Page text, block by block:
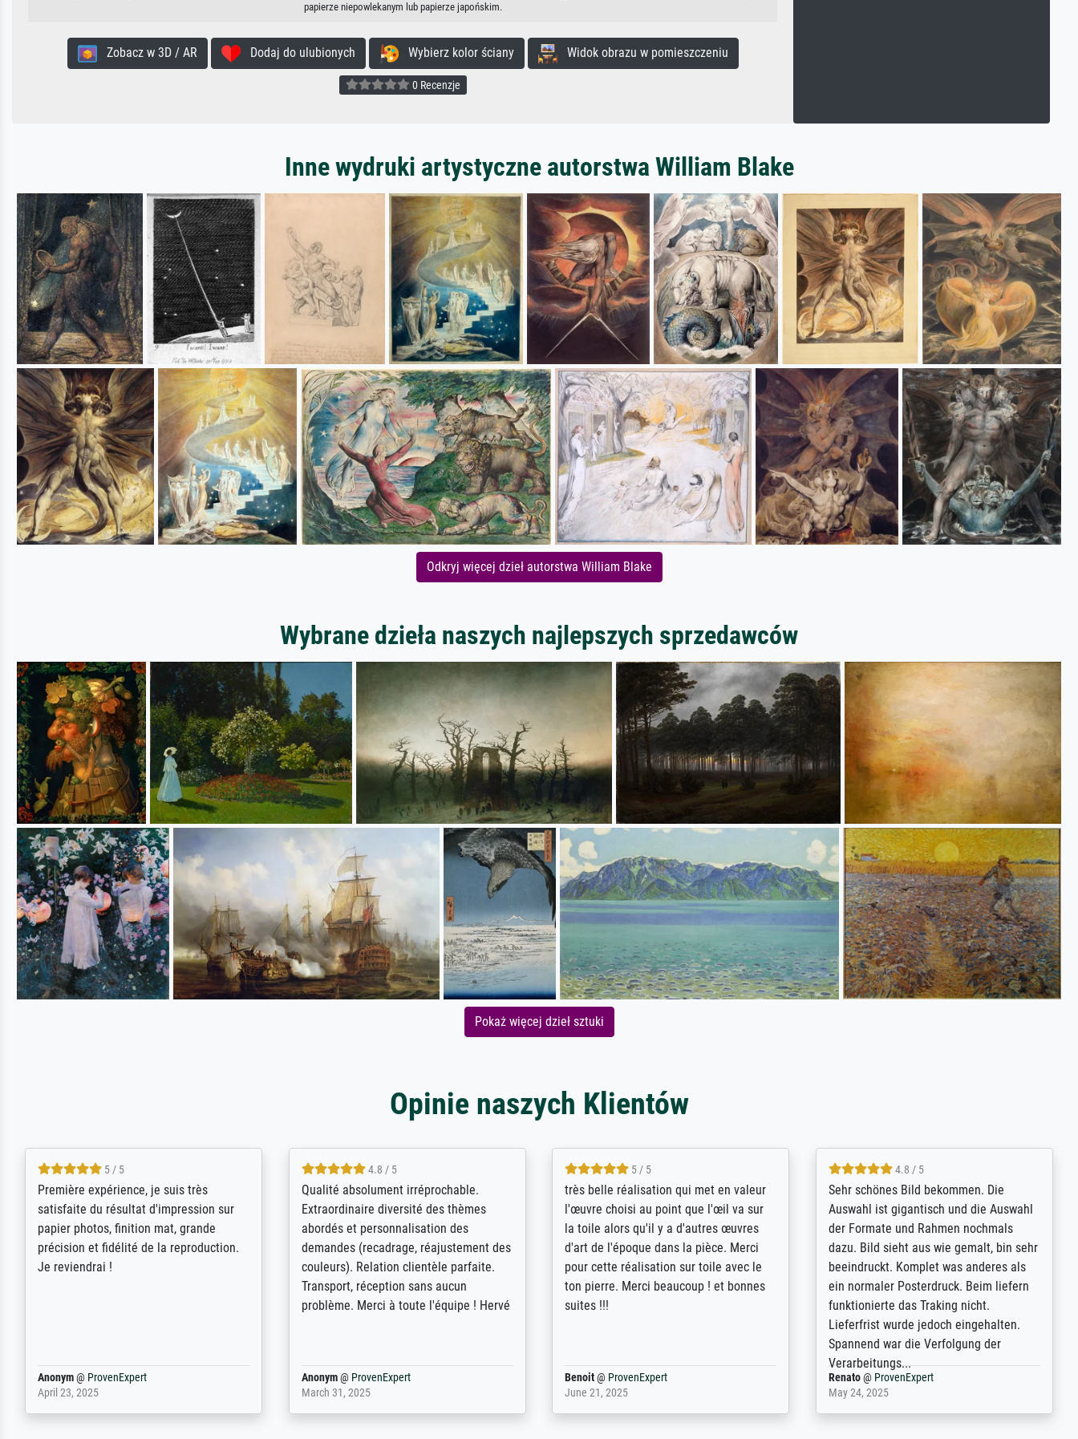
papierze niepowlekanym lub papierze japońskim.
Zobacz w 3D / AR Dodaj do ulubionych Wybierz kolor ściany Widok obrazu w pomieszczeniu
0 Recenzje
Inne wydruki artystyczne autorstwa William Blake
Odkryj więcej dzieł autorstwa William Blake
Wybrane dzieła naszych najlepszych sprzedawców
Pokaż więcej dzieł sztuki
Opinie naszych Klientów
4.5 / 5
ik beoordeel Meisterdrucke zeer
positief. Door de 69505 beschikbare
kunstenaars scrollen is echter
onbegonnen werk (na stoppen begint
het weer van voor af aan). Als er naar
Waarom duidt u ...
philip@ProvenExpert
September 23, 2025
5 / 5
Wow....ich bin sehr über die Qualität
erstaunt. Diese Drucke haben all´meine
Erwartungen übertroffen. Desgleichen
der Ablauf der Bestellung. Grosses
Kompliment.
Anonym@ ProvenExpert
April 20, 2025
4 / 5
De levering door Bpost was absoluut
desastreus. De gemelde leveringstijd
sloeg nergens op. Er werd niet
aangebeld en niet geleverd op de
voorziene dag. Er werd ook geen
duidelijke informatie gegeven over wat
er dan met het pakket ging gebeuren.
Anonym@ProvenExpert
December 12, 2025
4.8 / 5
So, I ordered a large print of The
Annunciation by Fra Angelico from a
very large and popular American
"art/poster" site advertising giclee print
quality. The quality for a large print was
atrocious. They refunded me when I sent
pictures of the blurry print vs. a
Wikipedia commons representation.
They stated they couldn't do ...
Anonym@ProvenExpert
December 4, 2025